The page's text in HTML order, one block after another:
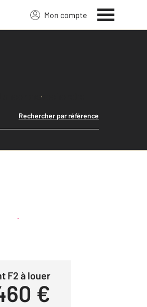
Mon compte
Lancer ma recherche
Rechercher par référence
Créer une alerte
F2 à louer
460 €